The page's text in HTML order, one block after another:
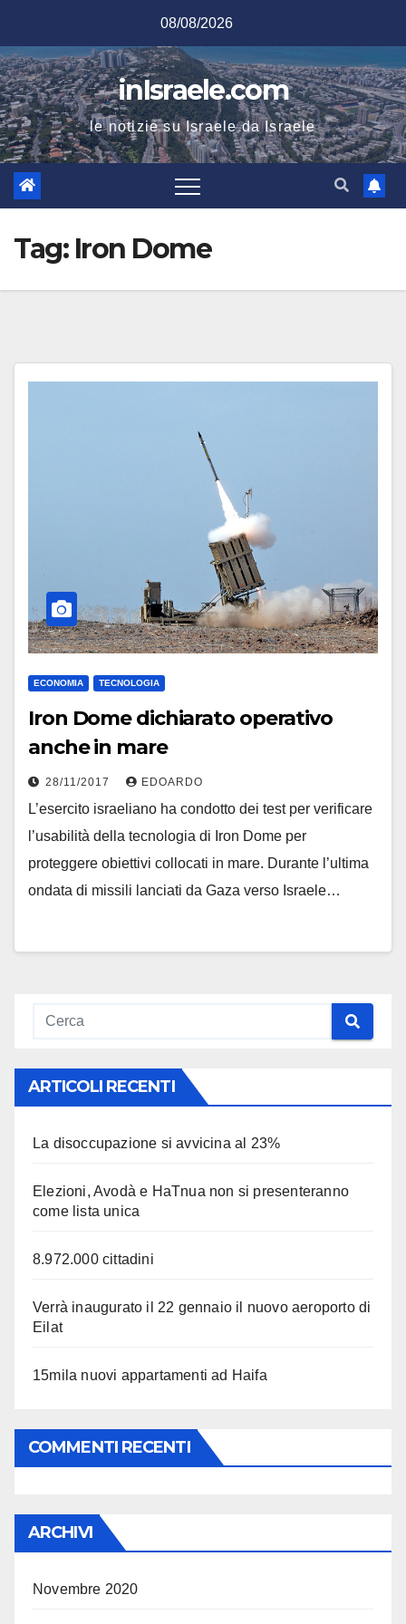
contenuto
08/08/2026
inIsraele.com
le notizie su Israele da Israele
Tag: Iron Dome
ECONOMIA TECNOLOGIA
Iron Dome dichiarato operativo
anche in mare
28/11/2017 EDOARDO
L’esercito israeliano ha condotto dei test per verificare
l’usabilità della tecnologia di Iron Dome per
proteggere obiettivi collocati in mare. Durante l’ultima
ondata di missili lanciati da Gaza verso Israele…
ARTICOLI RECENTI
La disoccupazione si avvicina al 23%
Elezioni, Avodà e HaTnua non si presenteranno
come lista unica
8.972.000 cittadini
Verrà inaugurato il 22 gennaio il nuovo aeroporto di
Eilat
15mila nuovi appartamenti ad Haifa
COMMENTI RECENTI
ARCHIVI
Novembre 2020